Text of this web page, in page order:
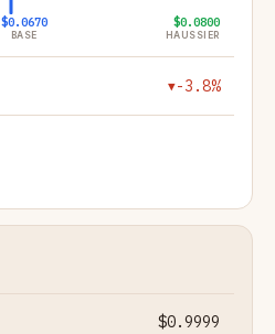
$0.0670
BASE
$0.0800
HAUSSIER
▼-3.8%
$0.9999